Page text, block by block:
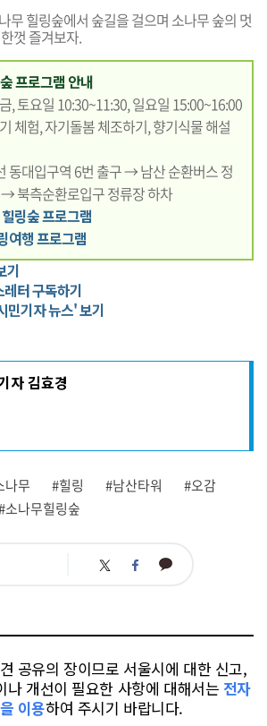
무 힐링숲에서 숲길을 걸으며 소나무 숲의 멋
껏 즐겨보자.
프로그램 안내
, 토요일 10:30~11:30, 일요일 15:00~16:00
체험, 자기돌봄 체조하기, 향기식물 해설
동대입구역 6번 출구 → 남산 순환버스 정
→ 북측순환로입구 정류장 하차
링숲 프로그램
여행 프로그램
기
터 구독하기
민기자 뉴스' 보기
자 김효경
나무 #힐링 #남산타워
#오감
소나무힐링숲
트 페 카
공유의 장이므로 서울시에 대한 신고,
나 개선이 필요한 사항에 대해서는 전자
이용하여 주시기 바랍니다.